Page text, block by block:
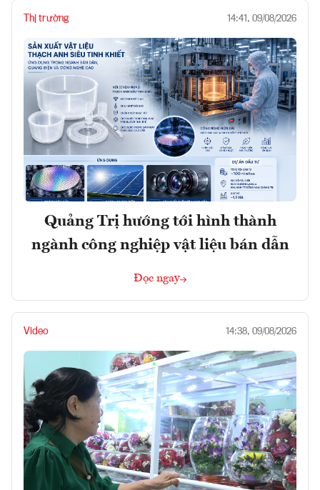
Thị trường 14:41, 09/08/2026
Quảng Trị hướng tới hình thành
ngành công nghiệp vật liệu bán dẫn
Đọc ngay
Video 14:38, 09/08/2026